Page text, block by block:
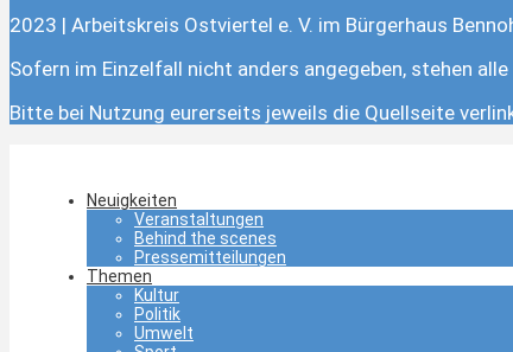
2023 | Arbeitskreis Ostviertel e. V. im Bürgerhaus
Sofern im Einzelfall nicht anders angegeben, stehen
Bitte bei Nutzung eurerseits jeweils die Quellseite
Neuigkeiten
Veranstaltungen
Behind the scenes
Pressemitteilungen
Themen
Kultur
Politik
Umwelt